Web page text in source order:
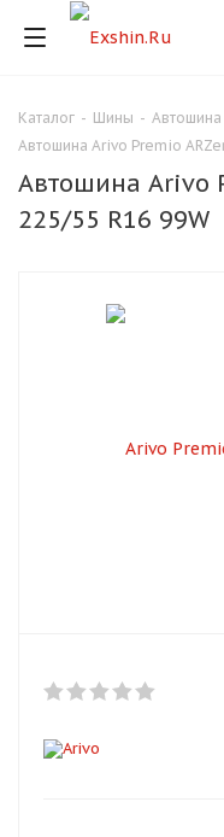
Каталог - Шины - Автошина
Автошина Arivo Premio
Автошина Arivo
225/55 R16 99W
Для клиентов всех
Разбейте
оплату на
Оплачивайте